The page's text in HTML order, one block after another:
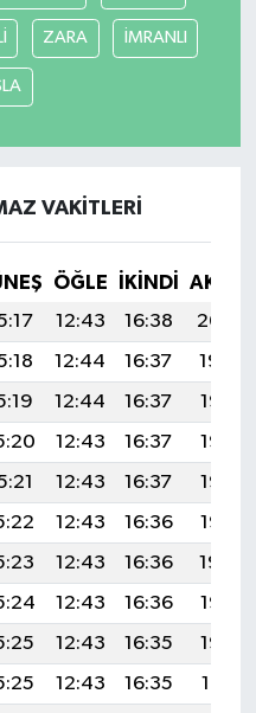
ZARA İMRANLI
VAKITLERI
ÖĞLE İKINDI
12:43 16:38
20:00
12:44 16:37
19:59
12:44 16:37
19:58
12:43 16:37
19:57
12:43 16:37
19:56
12:43 16:36
19:55
12:43 16:36
19:54
12:43 16:36
19:53
12:43 16:35
19:52
12:43 16:35
19:51